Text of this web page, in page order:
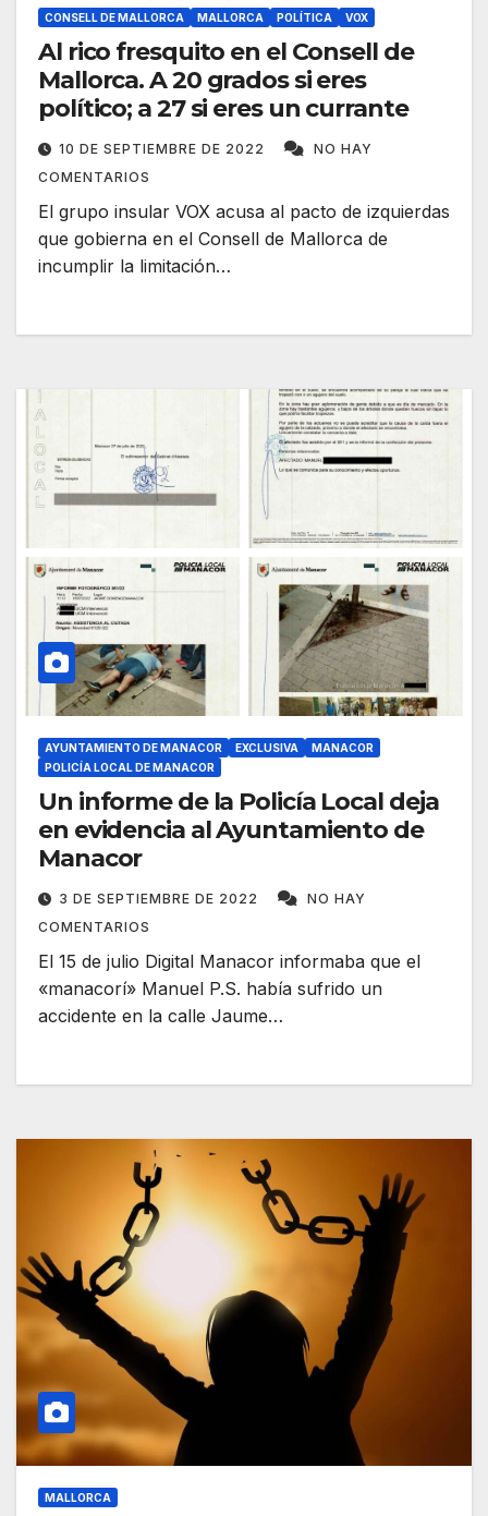
CONSELL DE MALLORCA MALLORCA POLÍTICA VOX
Al rico fresquito en el Consell de
Mallorca. A 20 grados si eres
político; a 27 si eres un currante
10 DE SEPTIEMBRE DE 2022
NO HAY
COMENTARIOS
El grupo insular VOX acusa al pacto de izquierdas
que gobierna en el Consell de Mallorca de
incumplir la limitación…
AYUNTAMIENTO DE MANACOR EXCLUSIVA
MANACOR
POLICÍA LOCAL DE MANACOR
Un informe de la Policía Local deja
en evidencia al Ayuntamiento de
Manacor
3 DE SEPTIEMBRE DE 2022
NO HAY
COMENTARIOS
El 15 de julio Digital Manacor informaba que el
«manacorí» Manuel P.S. había sufrido un
accidente en la calle Jaume…
MALLORCA